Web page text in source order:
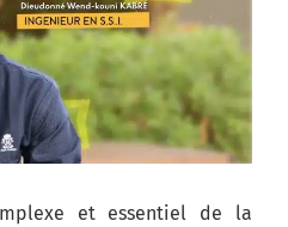
et essentiel de la